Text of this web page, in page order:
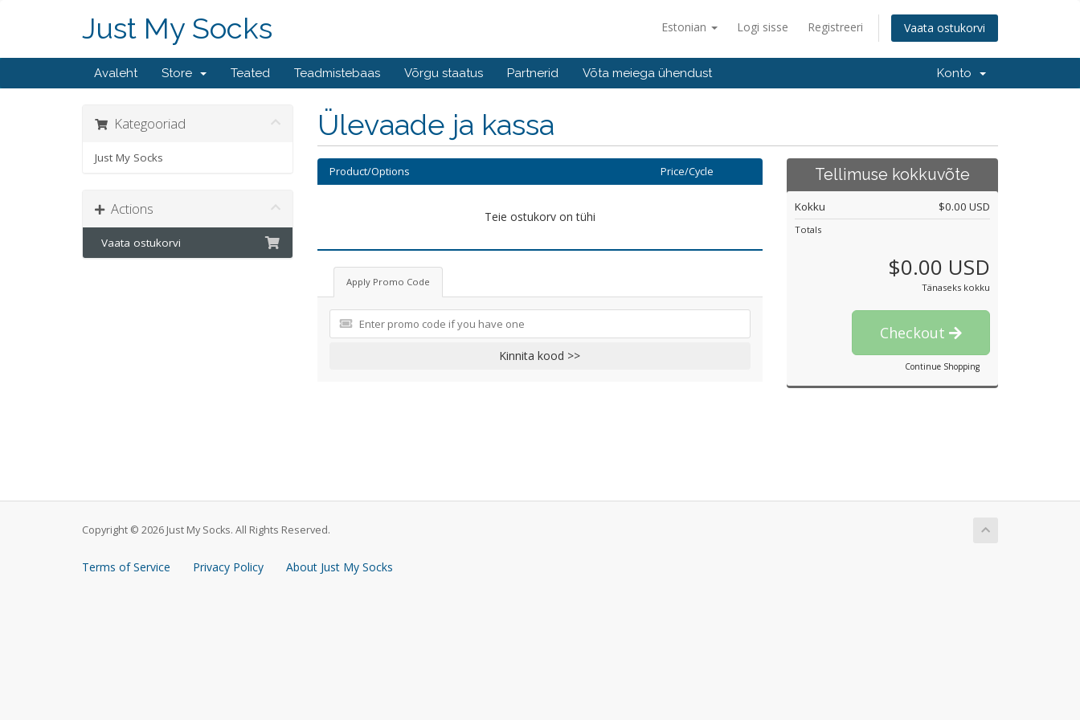
Estonian Logi sisse Registreeri Vaata ostukorvi
Just My Socks
Avaleht Store Teated Teadmistebaas Võrgu staatus Partnerid Võta meiega ühendust Konto
Ülevaade ja kassa
Kategooriad
Just My Socks
Actions
Vaata ostukorvi
Product/Options Price/Cycle
Teie ostukorv on tühi
Apply Promo Code
Kinnita kood >>
Tellimuse kokkuvõte
Kokku $0.00 USD
Totals
$0.00 USD
Tänaseks kokku
Checkout
Continue Shopping
Copyright © 2026 Just My Socks. All Rights Reserved.
Terms of Service Privacy Policy About Just My Socks